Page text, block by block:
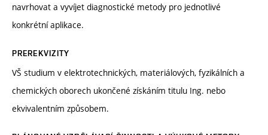
navrhovat a vyvíjet diagnostické metody pro jednotlivé
konkrétní aplikace.
PREREKVIZITY
VŠ studium v elektrotechnických, materiálových, fyzikálních a
chemických oborech ukončené získáním titulu Ing. nebo
ekvivalentním způsobem.